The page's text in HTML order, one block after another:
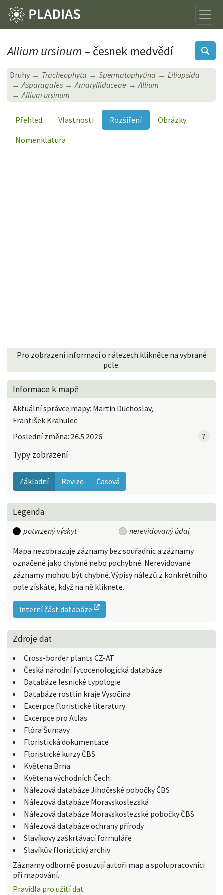
Allium ursinum – česnek medvědí
Druhy Tracheophyta Spermatophytina
Liliopsida
Asparagales
Amaryllidaceae
Allium
Allium ursinum
Přehled Vlastnosti Rozšíření
Obrázky
Nomenklatura
Pro zobrazení informací o nálezech klikněte na vybrané
pole.
Informace k mapě
Aktuální správce mapy: Martin Duchoslav,
František Krahulec
Poslední změna: 26.5.2026
?
Typy zobrazení
Základní Revize Časová
Legenda
potvrzený výskyt
nerevidovaný údaj
Mapa nezobrazuje záznamy bez souřadnic a záznamy
označené jako chybné nebo pochybné. Nerevidované
záznamy mohou být chybné. Výpisy nálezů z konkrétního
pole získáte, když na ně kliknete.
interní část databáze
Zdroje dat
Cross-border plants CZ-AT
Česká národní fytocenologická databáze
Databáze lesnické typologie
Databáze rostlin kraje Vysočina
Excerpce floristické literatury
Excerpce pro Atlas
Flóra Šumavy
Floristická dokumentace
Floristické kurzy ČBS
Květena Brna
Květena východních Čech
Nálezová databáze Jihočeské pobočky ČBS
Nálezová databáze Moravskoslezská
Nálezová databáze Moravskoslezské pobočky ČBS
Nálezová databáze ochrany přírody
Slavíkovy zaškrtávací formuláře
Slavíkův floristický archiv
Záznamy odborně posuzují autoři map a spolupracovníci
při mapování.
Pravidla pro užití dat